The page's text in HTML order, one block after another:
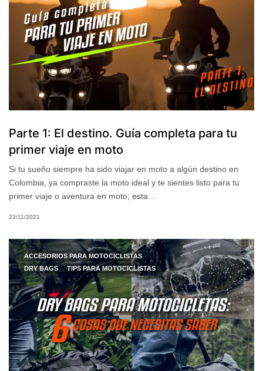
Parte 1: El destino. Guía completa para tu
primer viaje en moto
Si tu sueño siempre ha sido viajar en moto a algún destino en
Colombia, ya compraste la moto ideal y te sientes listo para tu
primer viaje o aventura en moto; esta…
23/11/2021
ACCESORIOS PARA MOTOCICLISTAS
DRY BAGS
TIPS PARA MOTOCICLISTAS